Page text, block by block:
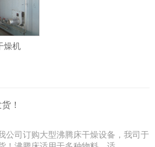
燥机
！
公司订购大型沸腾床干燥设备，我司于